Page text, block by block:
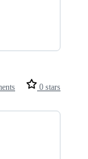
0 stars